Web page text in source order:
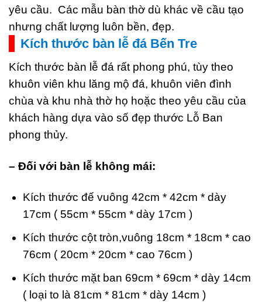
yêu cầu. Các mẫu bàn thờ dù khác về cầu tạo
nhưng chất lượng luôn bền, đẹp.
Kích thước bàn lễ đá Bến Tre
Kích thước bàn lễ đá rất phong phú, tùy theo
khuôn viên khu lăng mộ đá, khuôn viên đình
chùa và khu nhà thờ họ hoặc theo yêu cầu của
khách hàng dựa vào số đẹp thước Lỗ Ban
phong thủy.
– Đối với bàn lễ không mái:
Kích thước đế vuông 42cm * 42cm * dày
17cm ( 55cm * 55cm * dày 17cm )
Kích thước cột tròn,vuông 18cm * 18cm * cao
76cm ( 20cm * 20cm * cao 76cm )
Kích thước mặt ban 69cm * 69cm * dày 14cm
( loại to là 81cm * 81cm * dày 14cm )